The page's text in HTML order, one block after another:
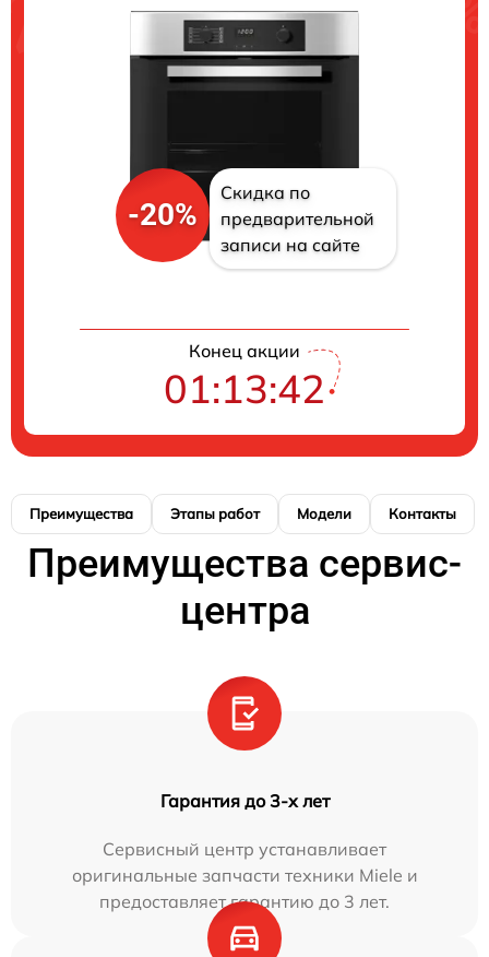
-20%
Скидка по
предварительной
записи на сайте
Конец акции
01:13:41
Преимущества Этапы работ Модели Контакты
Преимущества сервис-
центра
Гарантия до 3-х лет
Сервисный центр устанавливает
оригинальные запчасти техники Miele и
предоставляет гарантию до 3 лет.